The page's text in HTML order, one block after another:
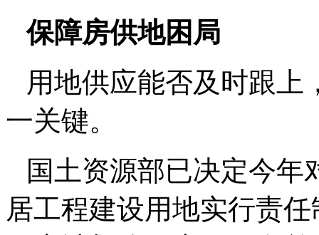
保障房供地困局
用地供应能否及时跟上
一关键。
国土资源部已决定今年
居工程建设用地实行责